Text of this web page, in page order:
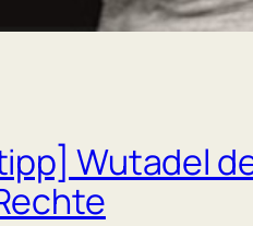
Wutadel